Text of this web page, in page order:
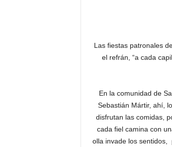
Las fiestas patronales
el refrán, “a cada
En la comunidad de
Sebastián Mártir, ahí,
disfrutan las comidas,
cada fiel camina con
olla invade los sentidos,